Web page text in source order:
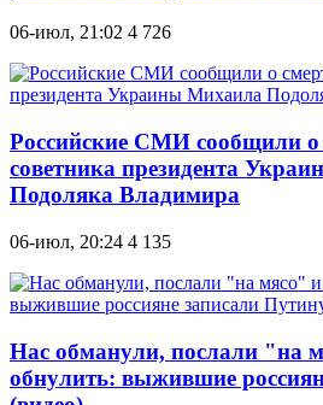
06-июл, 21:02 4 726
Российские СМИ сообщили о
советника президента
Подоляка Владимира
06-июл, 20:24 4 135
Нас обманули, послали "на
обнулить: выжившие